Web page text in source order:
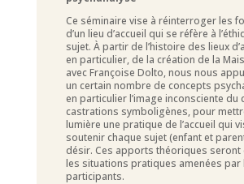
Ce séminaire vise à réinterroger les
d’un lieu d’accueil qui se réfère à
sujet. À partir de l’histoire des lieux
en particulier, de la création de la
avec Françoise Dolto, nous nous
un certain nombre de concepts
en particulier l’image inconsciente du
castrations symboligènes, pour
lumière une pratique de l’accueil qui
soutenir chaque sujet (enfant et
désir. Ces apports théoriques seront
les situations pratiques amenées par
participants.